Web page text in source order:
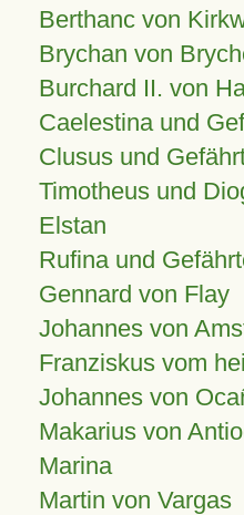
Berthanc von
Brychan von
Burchard II. von
Caelestina und
Clusus und
Timotheus und
Elstan
Rufina und
Gennard von Flay
Johannes von
Franziskus vom
Johannes von
Makarius von
Marina
Martin von Vargas